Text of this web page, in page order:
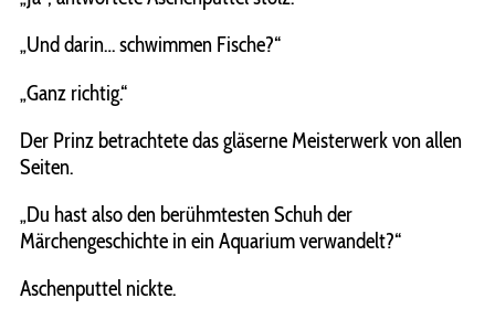
„Und darin… schwimmen Fische?“
„Ganz richtig.“
Der Prinz betrachtete das gläserne Meisterwerk von allen
Seiten.
„Du hast also den berühmtesten Schuh der
Märchengeschichte in ein Aquarium verwandelt?“
Aschenputtel nickte.